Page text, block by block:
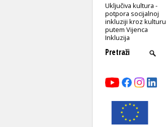
Uključiva kultura -
potpora socijalnoj
inkluziji kroz kulturu
putem Vijenca
Inkluzija